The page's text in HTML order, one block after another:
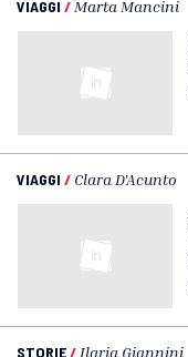
VIAGGI / Marta Mancini
VIAGGI / Clara D'Acunto
STORIE/ Ilaria Giannini